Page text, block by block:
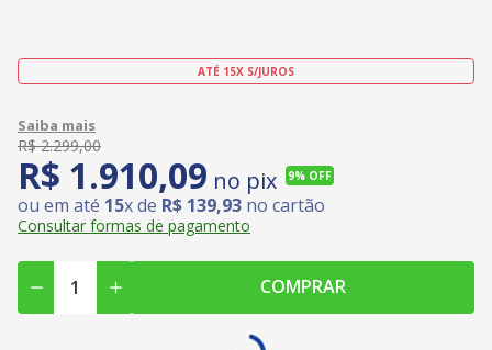
ATÉ 15X S/JUROS
R$ 2.299,00
R$ 1.910,09 no pix 9% OFF
ou em até 15x de R$ 139,93 no cartão
Consultar formas de pagamento
COMPRAR